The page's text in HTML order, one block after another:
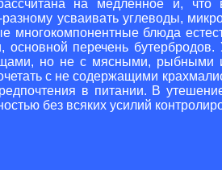
на медленное и,
усваивать углеводы,
многокомпонентные блюда
перечень
но не с мясными, рыбными
с не содержащими
в питании. В
без всяких усилий